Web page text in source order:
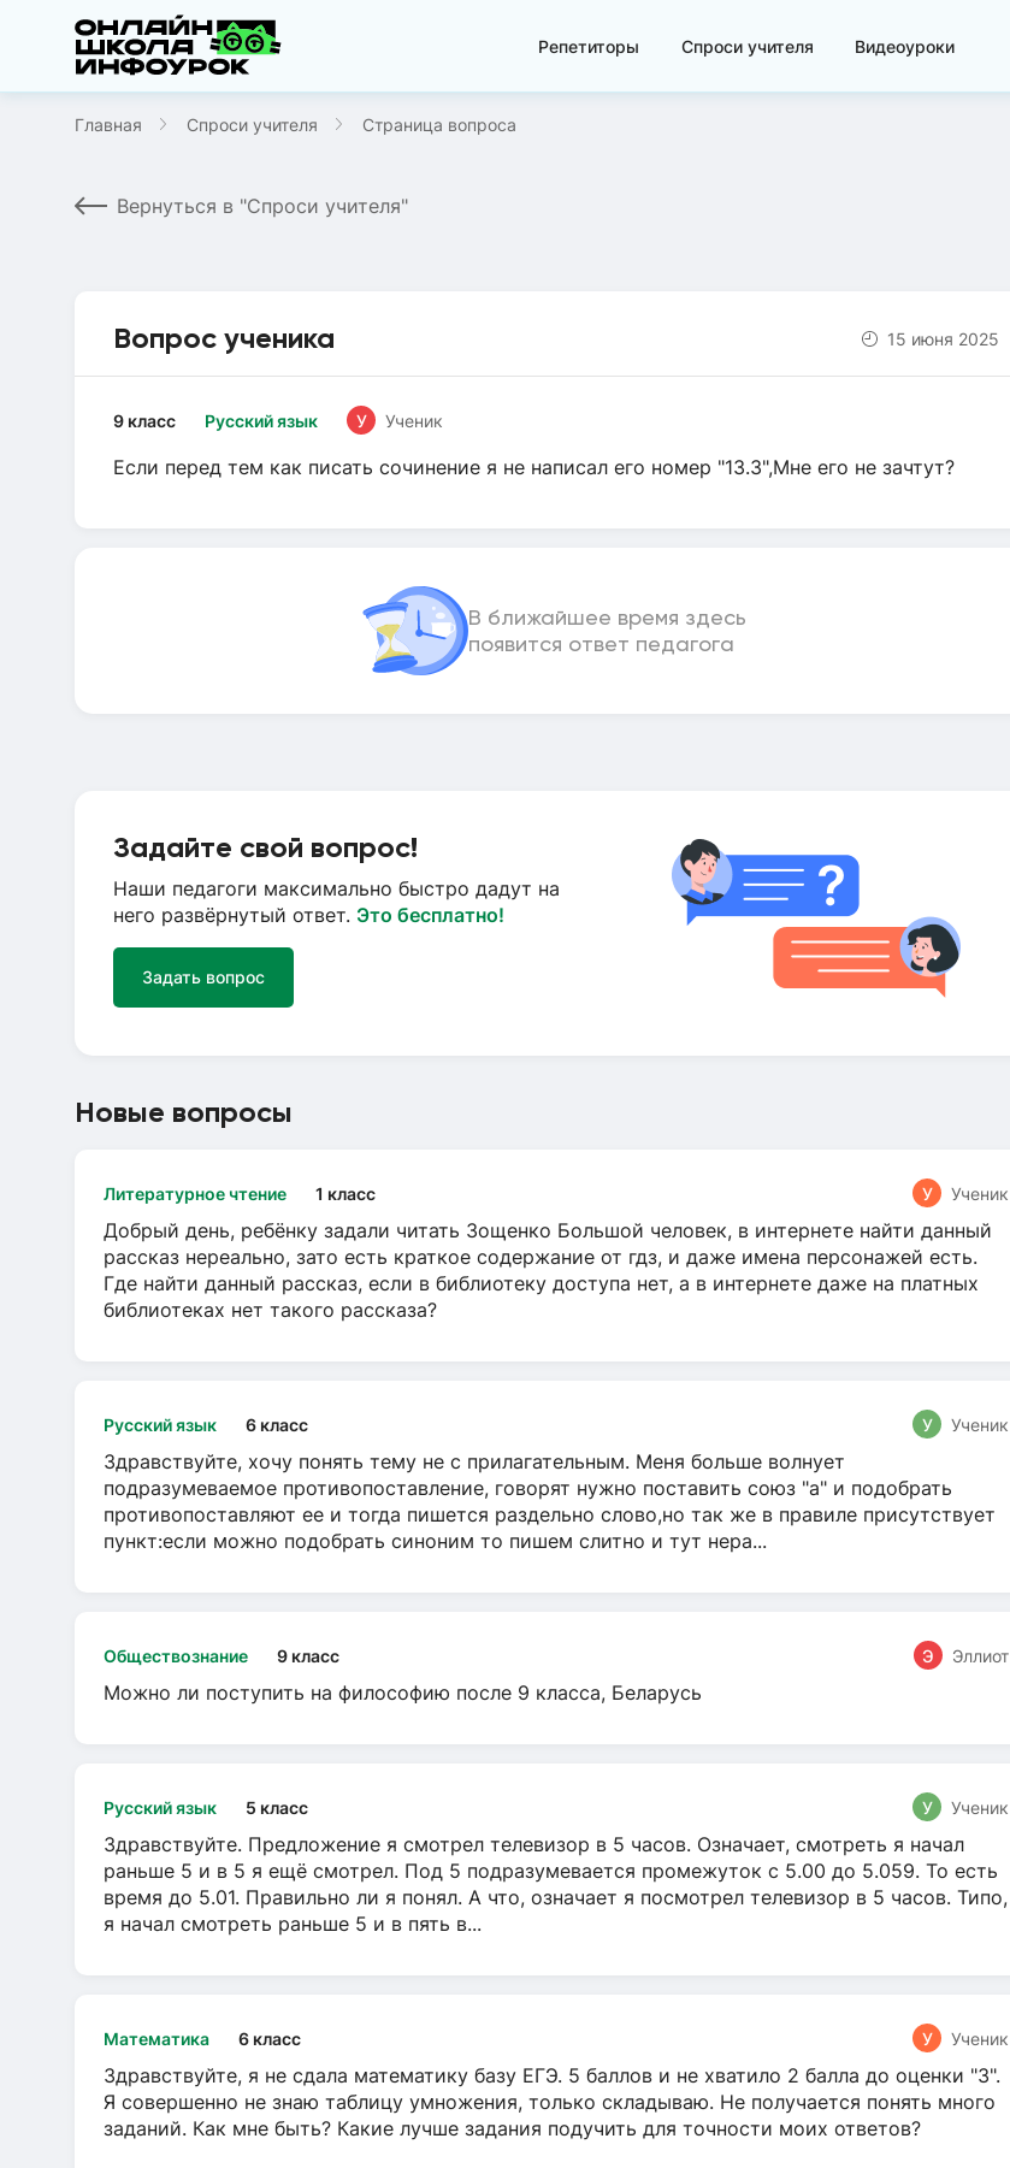
Репетиторы Спроси учителя Видеоуроки
Главная Спроси учителя Страница вопроса
Вернуться в "Спроси учителя"
Вопрос ученика 15 июня 2025
Русский язык
9 класс У Ученик
Если перед тем как писать сочинение я не написал его номер "13.3",Мне его не зачтут?
В ближайшее время здесь
появится ответ педагога
Задайте свой вопрос!
Наши педагоги максимально быстро дадут на
него развёрнутый ответ. Это бесплатно!
Задать вопрос
Новые вопросы
Литературное чтение 1 класс У Ученик
Добрый день, ребёнку задали читать Зощенко Большой человек, в интернете найти данный
рассказ нереально, зато есть краткое содержание от гдз, и даже имена персонажей есть.
Где найти данный рассказ, если в библиотеку доступа нет, а в интернете даже на платных
библиотеках нет такого рассказа?
Русский язык 6 класс У Ученик
Здравствуйте, хочу понять тему не с прилагательным. Меня больше волнует
подразумеваемое противопоставление, говорят нужно поставить союз "а" и подобрать
противопоставляют ее и тогда пишется раздельно слово,но так же в правиле присутствует
пункт:если можно подобрать синоним то пишем слитно и тут нера...
Обществознание 9 класс Э Эллиот
Можно ли поступить на философию после 9 класса, Беларусь
Русский язык 5 класс У Ученик
Здравствуйте. Предложение я смотрел телевизор в 5 часов. Означает, смотреть я начал
раньше 5 и в 5 я ещё смотрел. Под 5 подразумевается промежуток с 5.00 до 5.059. То есть
время до 5.01. Правильно ли я понял. А что, означает я посмотрел телевизор в 5 часов. Типо,
я начал смотреть раньше 5 и в пять в...
Математика 6 класс У Ученик
Здравствуйте, я не сдала математику базу ЕГЭ. 5 баллов и не хватило 2 балла до оценки "3".
Я совершенно не знаю таблицу умножения, только складываю. Не получается понять много
заданий. Как мне быть? Какие лучше задания подучить для точности моих ответов?